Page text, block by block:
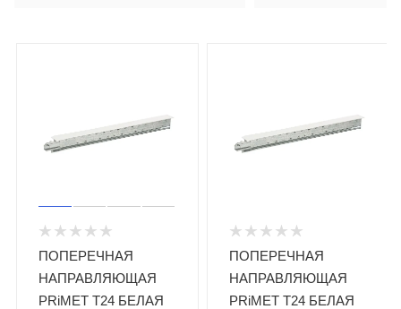
ПОПЕРЕЧНАЯ
НАПРАВЛЯЮЩАЯ
PRiMET Т24 БЕЛАЯ
ПОПЕРЕЧНАЯ
НАПРАВЛЯЮЩАЯ
PRiMET Т24 БЕЛАЯ